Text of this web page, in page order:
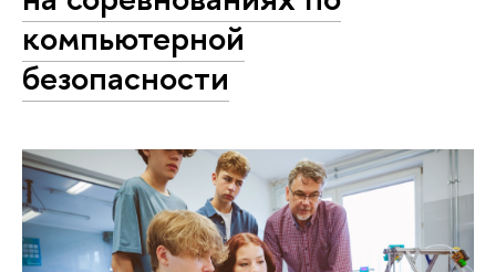
компьютерной
безопасности